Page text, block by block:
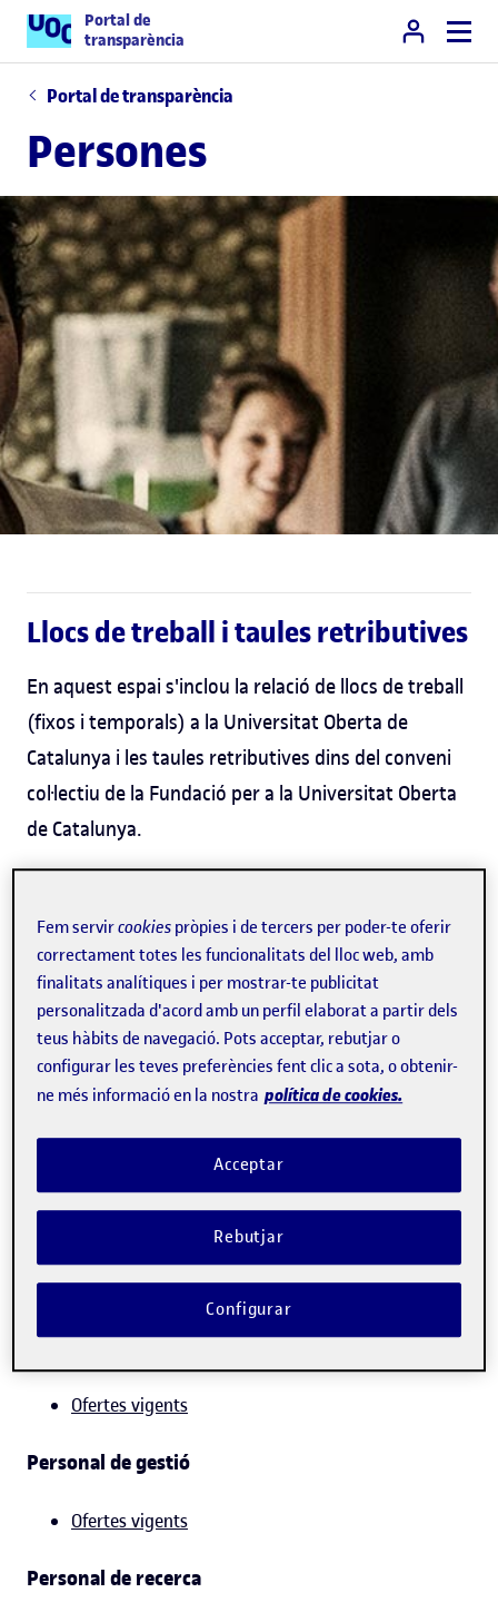
Portal de
transparència
Portal de transparència
Persones
Llocs de treball i taules retributives
En aquest espai s'inclou la relació de llocs de treball
(fixos i temporals) a la Universitat Oberta de
Catalunya i les taules retributives dins del conveni
col·lectiu de la Fundació per a la Universitat Oberta
de Catalunya.
Relació de llocs de treball fixos
Llocs de treball temporals
Relació de llocs de treball temporals
Informació sobre les taules retributives [PDF 74KB]
Convocatòries de llocs de treball
Professorat propi
Ofertes vigents
Personal de gestió
Ofertes vigents
Personal de recerca
Fem servircookies pròpies i de tercers per poder-te oferir
correctament totes les funcionalitats del lloc web, amb
finalitats analítiques i per mostrar-te publicitat
personalitzada d'acord amb un perfil elaborat a partir dels
teus hàbits de navegació. Pots acceptar, rebutjar o
configurar les teves preferències fent clic a sota, o obtenir-
ne més informació en la nostra política de cookies.
Rebutjar
Acceptar
Configurar